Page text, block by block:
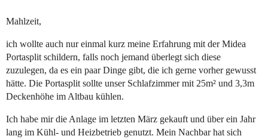
Mahlzeit,
ich wollte auch nur einmal kurz meine Erfahrung mit der Midea
Portasplit schildern, falls noch jemand überlegt sich diese
zuzulegen, da es ein paar Dinge gibt, die ich gerne vorher gewusst
hätte. Die Portasplit sollte unser Schlafzimmer mit 25m² und 3,3m
Deckenhöhe im Altbau kühlen.
Ich habe mir die Anlage im letzten März gekauft und über ein Jahr
lang im Kühl- und Heizbetrieb genutzt. Mein Nachbar hat sich